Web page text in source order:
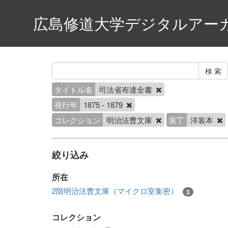
広島修道大学デジタルアー
タイトル名
司法省布達全書
発行年
1875 - 1879
コレクション
明治法曹文庫 装丁 洋装本
絞り込み
所在
2階明治法曹文庫（マイクロ室集密） 3
コレクション